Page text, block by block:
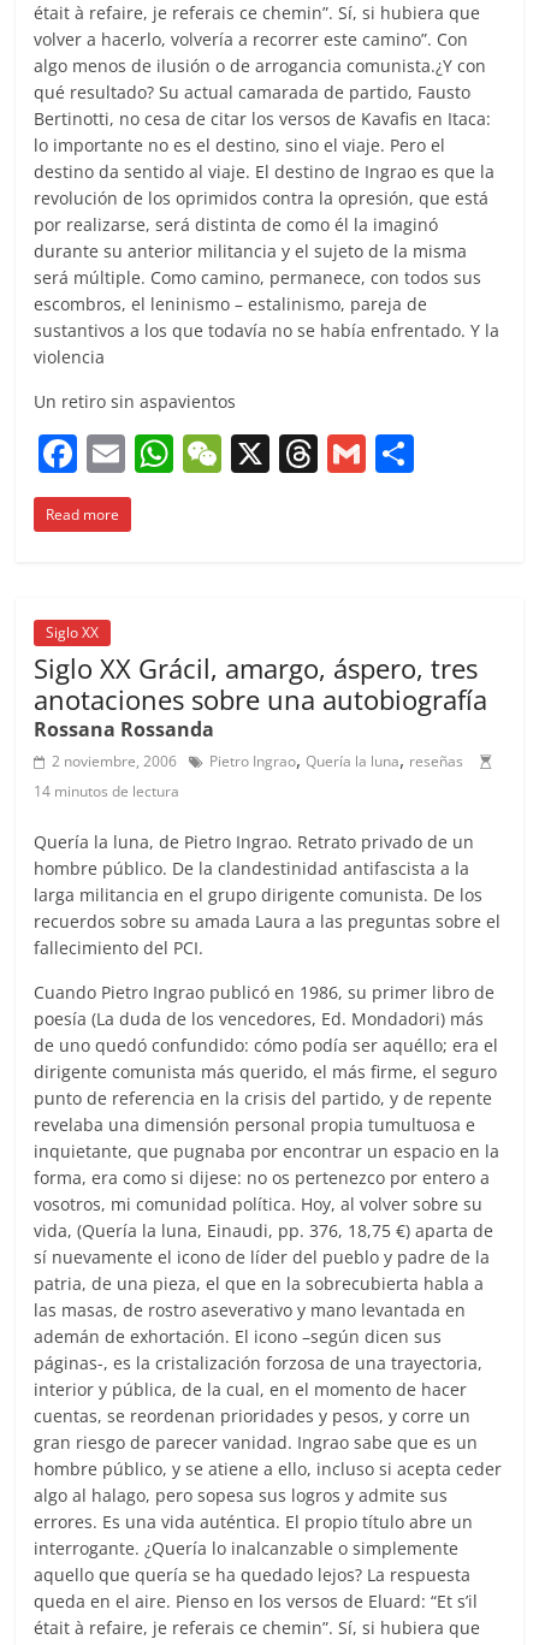
était à refaire, je referais ce chemin”. Sí, si hubiera que
volver a hacerlo, volvería a recorrer este camino”. Con
algo menos de ilusión o de arrogancia comunista.¿Y con
qué resultado? Su actual camarada de partido, Fausto
Bertinotti, no cesa de citar los versos de Kavafis en Itaca:
lo importante no es el destino, sino el viaje. Pero el
destino da sentido al viaje. El destino de Ingrao es que la
revolución de los oprimidos contra la opresión, que está
por realizarse, será distinta de como él la imaginó
durante su anterior militancia y el sujeto de la misma
será múltiple. Como camino, permanece, con todos sus
escombros, el leninismo – estalinismo, pareja de
sustantivos a los que todavía no se había enfrentado. Y la
violencia
Un retiro sin aspavientos
F
a
c
b
o
o
k
E
m
ai
W
p
p
W X T G
Read more
Siglo XX
Siglo XX Grácil, amargo, áspero, tres
anotaciones sobre una autobiografía
Rossana Rossanda
2 noviembre, 2006 Pietro Ingrao,Quería la luna, reseñas
14 minutos de lectura
Quería la luna, de Pietro Ingrao. Retrato privado de un
hombre público. De la clandestinidad antifascista a la
larga militancia en el grupo dirigente comunista. De los
recuerdos sobre su amada Laura a las preguntas sobre el
fallecimiento del PCI.
Cuando Pietro Ingrao publicó en 1986, su primer libro de
poesía (La duda de los vencedores, Ed. Mondadori) más
de uno quedó confundido: cómo podía ser aquéllo; era el
dirigente comunista más querido, el más firme, el seguro
punto de referencia en la crisis del partido, y de repente
revelaba una dimensión personal propia tumultuosa e
inquietante, que pugnaba por encontrar un espacio en la
forma, era como si dijese: no os pertenezco por entero a
vosotros, mi comunidad política. Hoy, al volver sobre su
vida, (Quería la luna, Einaudi, pp. 376, 18,75 €) aparta de
sí nuevamente el icono de líder del pueblo y padre de la
patria, de una pieza, el que en la sobrecubierta habla a
las masas, de rostro aseverativo y mano levantada en
ademán de exhortación. El icono –según dicen sus
páginas-, es la cristalización forzosa de una trayectoria,
interior y pública, de la cual, en el momento de hacer
cuentas, se reordenan prioridades y pesos, y corre un
gran riesgo de parecer vanidad. Ingrao sabe que es un
hombre público, y se atiene a ello, incluso si acepta ceder
algo al halago, pero sopesa sus logros y admite sus
errores. Es una vida auténtica. El propio título abre un
interrogante. ¿Quería lo inalcanzable o simplemente
aquello que quería se ha quedado lejos? La respuesta
queda en el aire. Pienso en los versos de Eluard: “Et s’il
était à refaire, je referais ce chemin”. Sí, si hubiera que